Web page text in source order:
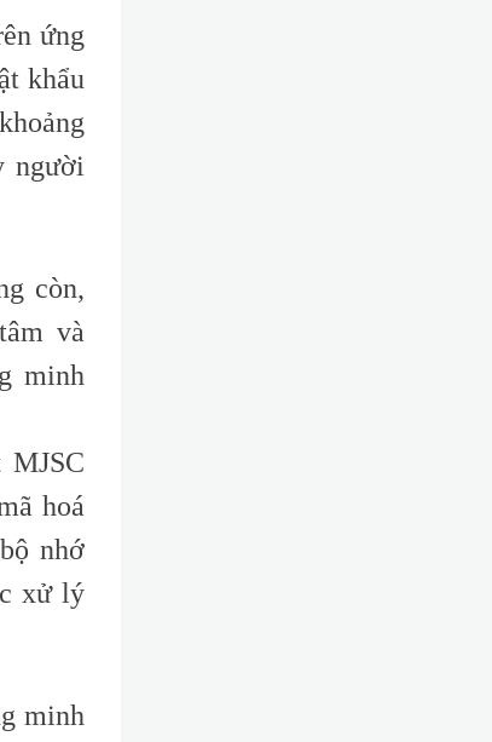
ứng
khẩu
người
còn,
và
minh
hoá
nhớ
xử lý
minh